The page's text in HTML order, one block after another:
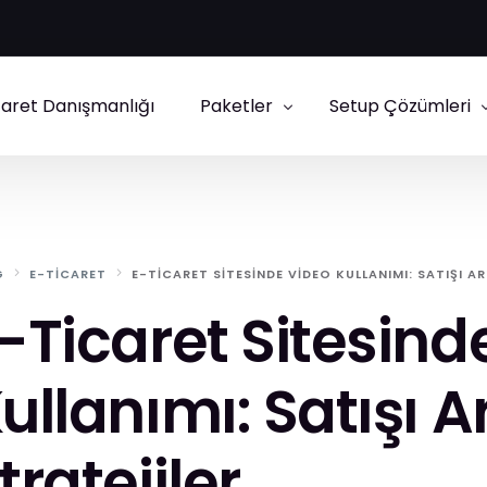
Danışmanlığı Paketler Setup Çözümleri
Ticimax Setup
ikas Setup
E-TICARET E-TICARET SITESINDE VIDEO KULLANIMI: SATIŞI
Ticaret
Satışı